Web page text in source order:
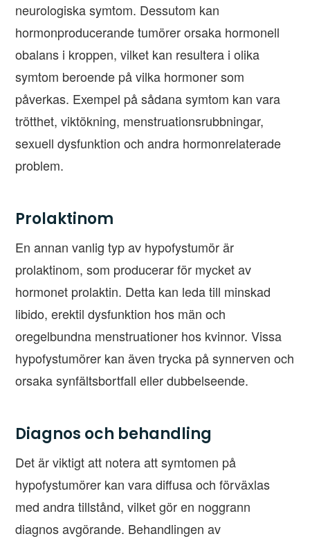
neurologiska symtom. Dessutom kan
hormonproducerande tumörer orsaka hormonell
obalans i kroppen, vilket kan resultera i olika
symtom beroende på vilka hormoner som
påverkas. Exempel på sådana symtom kan vara
trötthet, viktökning, menstruationsrubbningar,
sexuell dysfunktion och andra hormonrelaterade
problem.
Prolaktinom
En annan vanlig typ av hypofystumör är
prolaktinom, som producerar för mycket av
hormonet prolaktin. Detta kan leda till minskad
libido, erektil dysfunktion hos män och
oregelbundna menstruationer hos kvinnor. Vissa
hypofystumörer kan även trycka på synnerven och
orsaka synfältsbortfall eller dubbelseende.
Diagnos och behandling
Det är viktigt att notera att symtomen på
hypofystumörer kan vara diffusa och förväxlas
med andra tillstånd, vilket gör en noggrann
diagnos avgörande. Behandlingen av